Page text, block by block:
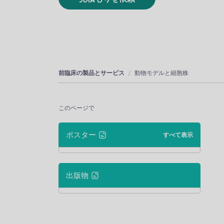
前臨床の製品とサービス 動物モデルと細胞株
このページで
ポスター すべて表示
出版物